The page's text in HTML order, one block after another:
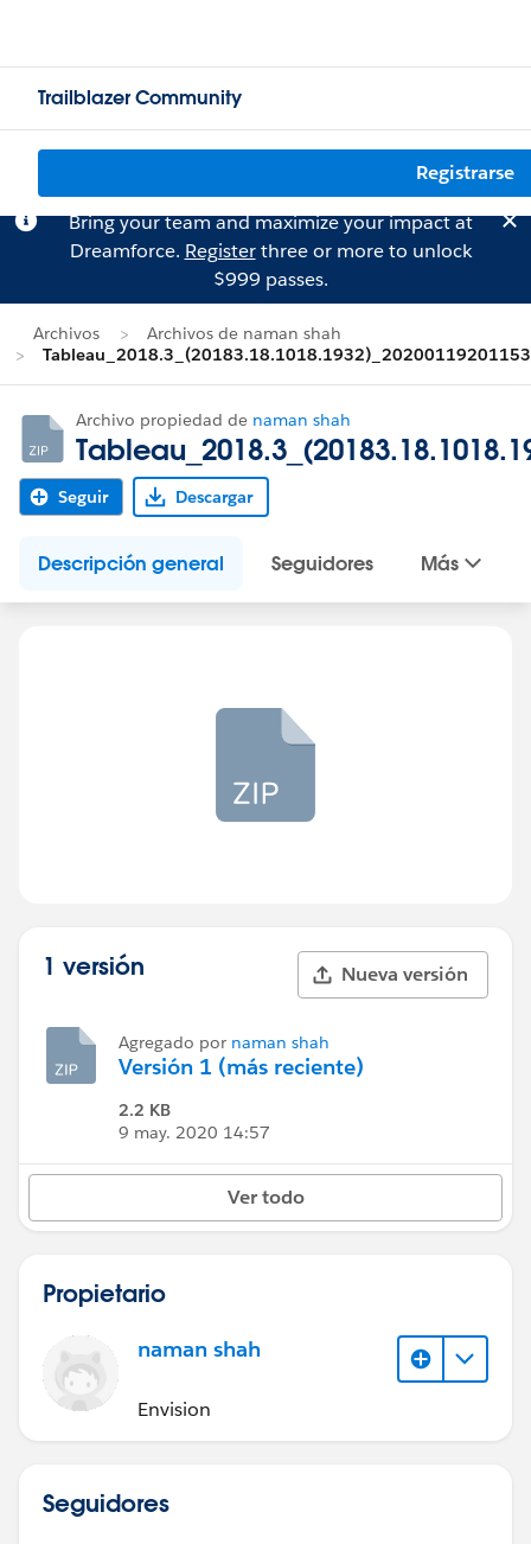
Trailblazer Community
Registrarse
Bring your team and maximize your impact at
Dreamforce. Registerthree or more to unlock
$999 passes.
Archivos
Archivos de naman shah
Archivo propiedad de naman shah
Seguir Descargar
Descripción general Seguidores Más
1 versión Nueva versión
Agregado por naman shah
Versión 1 (más reciente)
2.2 KB
9 may. 2020 14:57
Ver todo
Propietario
naman shah
Envision
Seguidores